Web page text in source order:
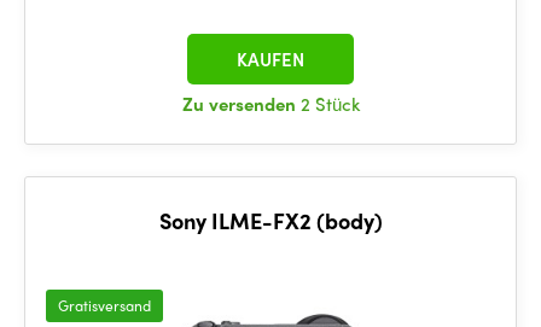
Zu versenden 2 Stück
KAUFEN
Sony ILME-FX2 (body)
Gratisversand